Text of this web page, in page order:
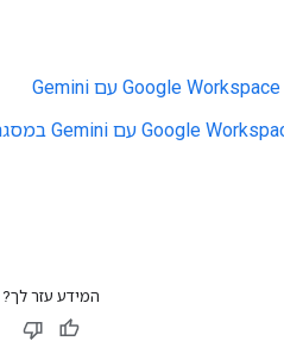
המידע עזר לך?